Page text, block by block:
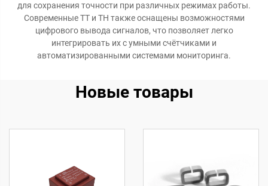
для сохранения точности при различных режимах работы.
Современные ТТ и ТН также оснащены возможностями
цифрового вывода сигналов, что позволяет легко
интегрировать их с умными счётчиками и
автоматизированными системами мониторинга.
Новые товары